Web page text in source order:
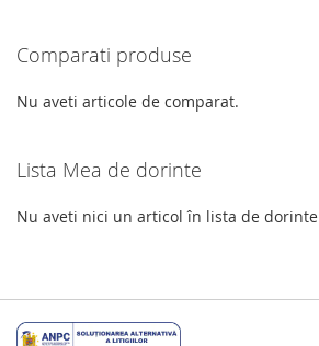
DE
DORINTE
Comparati produse
Nu aveti articole de comparat.
Lista Mea de dorinte
Nu aveti nici un articol în lista de dorinte